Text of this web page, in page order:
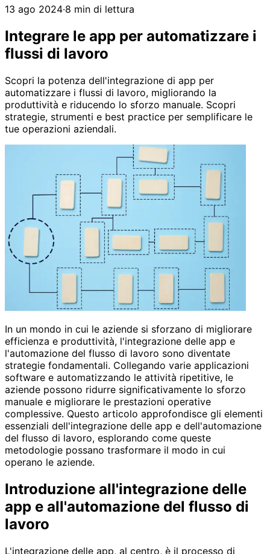
13 ago 2024·8 min di lettura
Integrare le app per automatizzare i
flussi di lavoro
Scopri la potenza dell'integrazione di app per
automatizzare i flussi di lavoro, migliorando la
produttività e riducendo lo sforzo manuale. Scopri
strategie, strumenti e best practice per semplificare le
tue operazioni aziendali.
In un mondo in cui le aziende si sforzano di migliorare
efficienza e produttività, l'integrazione delle app e
l'automazione del flusso di lavoro sono diventate
strategie fondamentali. Collegando varie applicazioni
software e automatizzando le attività ripetitive, le
aziende possono ridurre significativamente lo sforzo
manuale e migliorare le prestazioni operative
complessive. Questo articolo approfondisce gli elementi
essenziali dell'integrazione delle app e dell'automazione
del flusso di lavoro, esplorando come queste
metodologie possano trasformare il modo in cui
operano le aziende.
Introduzione all'integrazione delle
app e all'automazione del flusso di
lavoro
L'integrazione delle app, al centro, è il processo di